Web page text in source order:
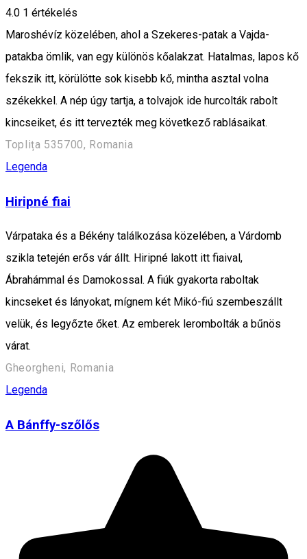
4.0 1 értékelés
Maroshévíz közelében, ahol a Szekeres-patak a Vajda-
patakba ömlik, van egy különös kőalakzat. Hatalmas, lapos kő
fekszik itt, körülötte sok kisebb kő, mintha asztal volna
székekkel. A nép úgy tartja, a tolvajok ide hurcolták rabolt
kincseiket, és itt tervezték meg következő rablásaikat.
Toplița 535700, Romania
Legenda
Hiripné fiai
Várpataka és a Békény találkozása közelében, a Várdomb
szikla tetején erős vár állt. Hiripné lakott itt fiaival,
Ábrahámmal és Damokossal. A fiúk gyakorta raboltak
kincseket és lányokat, mígnem két Mikó-fiú szembeszállt
velük, és legyőzte őket. Az emberek lerombolták a bűnös
várat.
Gheorgheni, Romania
Legenda
A Bánffy-szőlős